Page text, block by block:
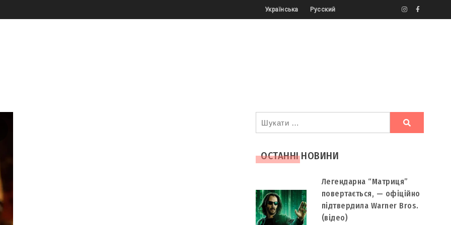
Українська Русский
Ви
шукали
ОСТАННІ НОВИНИ
Легендарна “Матриця”
повертається, — офіційно
підтвердила Warner Bros.
(відео)